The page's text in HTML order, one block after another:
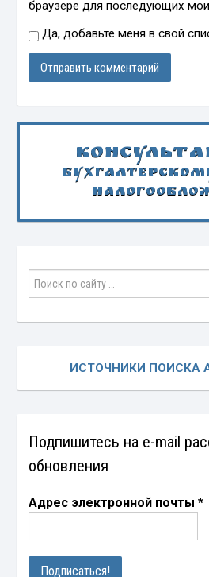
браузере для последующих
Да, добавьте меня в свой
ИСТОЧНИКИ ПОИСКА
Подпишитесь на e-mail
обновления
Адрес электронной почты*